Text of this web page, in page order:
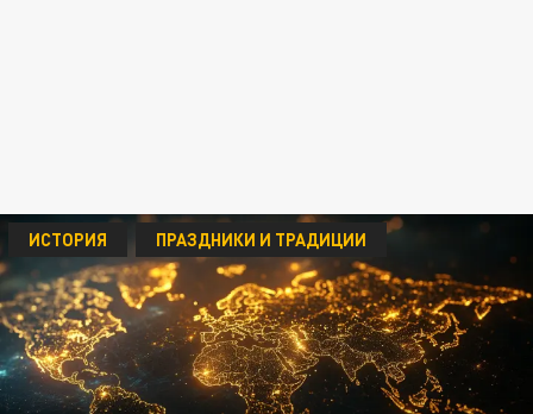
ИСТОРИЯ ПРАЗДНИКИ И ТРАДИЦИИ